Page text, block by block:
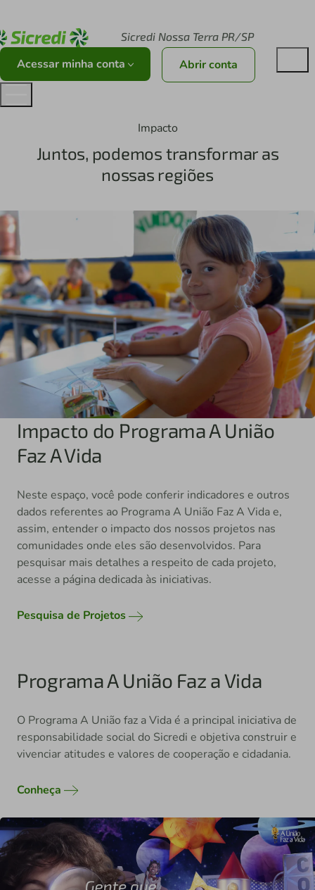
Sicredi Nossa Terra PR/SP
Acessar minha conta Abrir conta
Impacto
Juntos, podemos transformar as
nossas regiões
Impacto do Programa A União
Faz A Vida
Neste espaço, você pode conferir indicadores e outros
dados referentes ao Programa A União Faz A Vida e,
assim, entender o impacto dos nossos projetos nas
comunidades onde eles são desenvolvidos. Para
pesquisar mais detalhes a respeito de cada projeto,
acesse a página dedicada às iniciativas.
Pesquisa de Projetos
Programa A União Faz a Vida
O Programa A União faz a Vida é a principal iniciativa de
responsabilidade social do Sicredi e objetiva construir e
vivenciar atitudes e valores de cooperação e cidadania.
Conheça